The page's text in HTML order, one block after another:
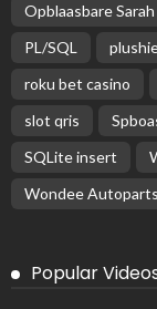
Opblaasbare
PL/SQL
roku bet casino
slot qris
SQLite insert
Wondee Autoparts
Popular